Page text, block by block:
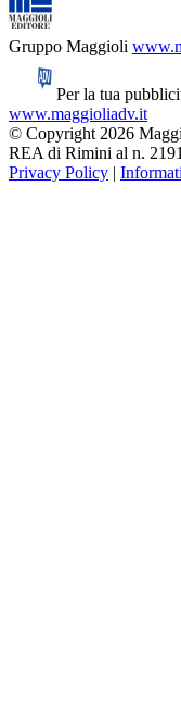
Gruppo Maggioli
Per la tua
www.maggioliadv.it
© Copyright 2026
REA di Rimini al n.
Privacy Policy |